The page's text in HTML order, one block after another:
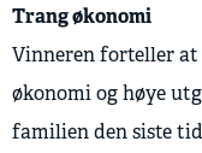
Trang økonomi
Vinneren forteller at
økonomi og høye
familien den siste